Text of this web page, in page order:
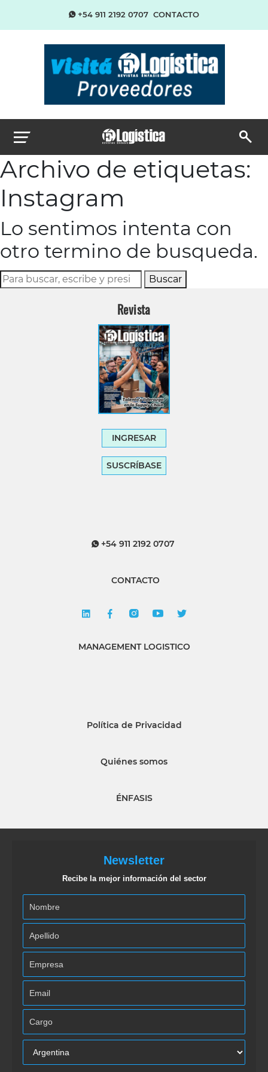
+54 911 2192 0707 CONTACTO
Archivo de etiquetas:
Instagram
Lo sentimos intenta con
otro termino de busqueda.
Buscar
Revista
INGRESAR
SUSCRÍBASE
+54 911 2192 0707
CONTACTO
MANAGEMENT LOGISTICO
Política de Privacidad
Quiénes somos
ÉNFASIS
Newsletter
Recibe la mejor información del sector